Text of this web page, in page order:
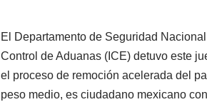
El Departamento de Seguridad
Control de Aduanas (ICE) detuvo este
el proceso de remoción acelerada del
peso medio, es ciudadano mexicano